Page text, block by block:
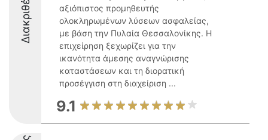
αξιόπιστος προμηθευτής
ολοκληρωμένων λύσεων ασφαλείας,
με βάση την Πυλαία Θεσσαλονίκης. Η
επιχείρηση ξεχωρίζει για την
ικανότητα άμεσης αναγνώρισης
καταστάσεων και τη διορατική
προσέγγιση στη διαχείριση ...
9.1